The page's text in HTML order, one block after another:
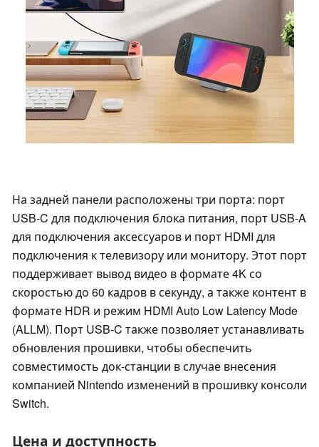
На задней панели расположены три порта: порт
USB-C для подключения блока питания, порт USB-A
для подключения аксессуаров и порт HDMI для
подключения к телевизору или монитору. Этот порт
поддерживает вывод видео в формате 4K со
скоростью до 60 кадров в секунду, а также контент в
формате HDR и режим HDMI Auto Low Latency Mode
(ALLM). Порт USB-C также позволяет устанавливать
обновления прошивки, чтобы обеспечить
совместимость док-станции в случае внесения
компанией Nintendo изменений в прошивку консоли
Switch.
Цена и доступность